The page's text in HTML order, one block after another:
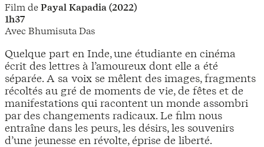
Film de Payal Kapadia (2022)
1h37
Avec Bhumisuta Das
Quelque part en Inde, une étudiante en cinéma
écrit des lettres à l’amoureux dont elle a été
séparée. A sa voix se mêlent des images, fragments
récoltés au gré de moments de vie, de fêtes et de
manifestations qui racontent un monde assombri
par des changements radicaux. Le film nous
entraîne dans les peurs, les désirs, les souvenirs
d’une jeunesse en révolte, éprise de liberté.